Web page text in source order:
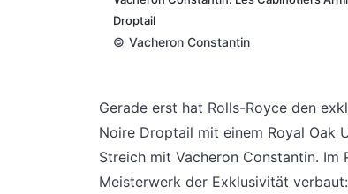
Droptail
© Vacheron Constantin
Gerade erst hat Rolls-Royce den
Noire Droptail mit einem Royal
Streich mit Vacheron Constantin.
Meisterwerk der Exklusivität